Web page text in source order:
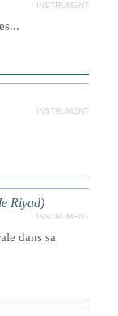
INSTRUMENT
INSTRUMENT
Riyad)
INSTRUMENT
dans sa